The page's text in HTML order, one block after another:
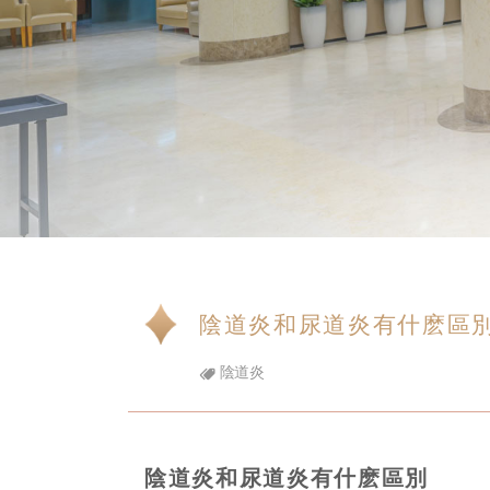
陰道炎和尿道炎有什麽區
陰道炎
陰道炎和尿道炎有什麽區別